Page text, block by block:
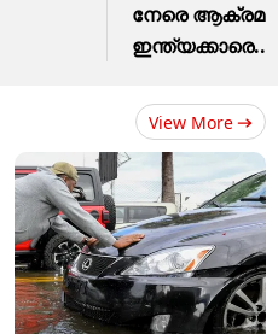
നേരെ
ഇന്ത്യക്കാരെ....
View More